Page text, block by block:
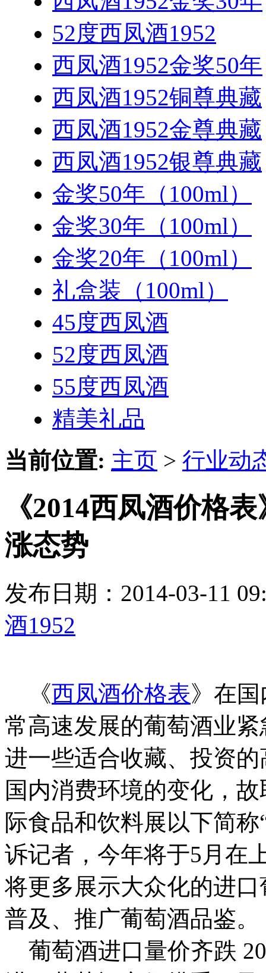
52度西凤酒1952
西凤酒1952金奖50年
西凤酒1952铜尊典藏
西凤酒1952金尊典藏
西凤酒1952银尊典藏
金奖50年（100ml）
金奖30年（100ml）
金奖20年（100ml）
礼盒装（100ml）
45度西凤酒
52度西凤酒
55度西凤酒
精美礼品
当前位置: 主页 > 行业动
《2014西凤酒价格
涨态势
发布日期：2014-03-11
酒1952
《西凤酒价格表》在
常高速发展的葡萄酒业
进一些适合收藏、投资
国内消费环境的变化，
际食品和饮料展以下简
诉记者，今年将于5月在
将更多展示大众化的进
普及、推广葡萄酒品鉴。
葡萄酒进口量价齐跌